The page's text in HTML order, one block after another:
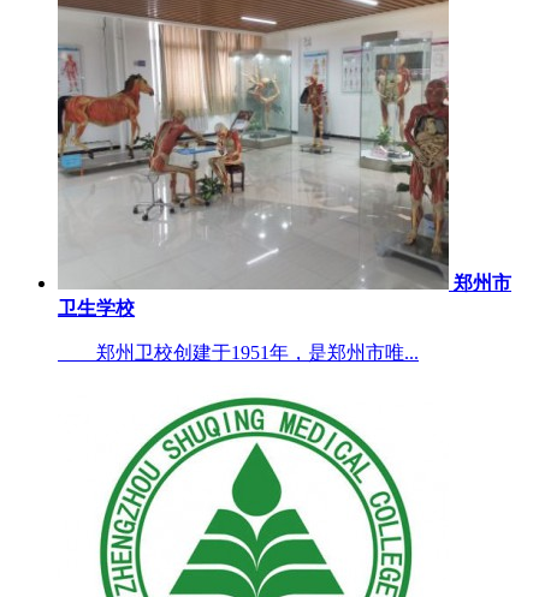
郑州市
卫生学校
郑州卫校创建于1951年，是郑州市唯...